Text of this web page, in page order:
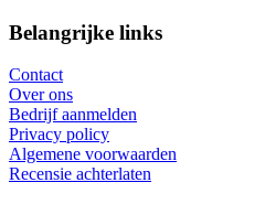
Belangrijke links
Contact
Over ons
Bedrijf aanmelden
Privacy policy
Algemene voorwaarden
Recensie achterlaten